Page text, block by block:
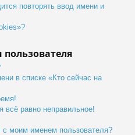
повторять ввод имени и
в списке «Кто сейчас на
всё равно неправильное!
с моим именем пользователя?